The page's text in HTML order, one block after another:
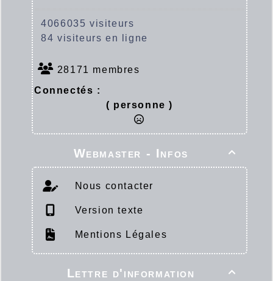
4066035 visiteurs
84 visiteurs en ligne
28171 membres
Connectés :
( personne )

Webmaster - Infos
Nous contacter
Version texte
Mentions Légales

Lettre d'information